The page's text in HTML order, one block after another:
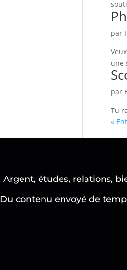
par
une
par
Tu
«
Argent, études, relations,
Du contenu envoyé de